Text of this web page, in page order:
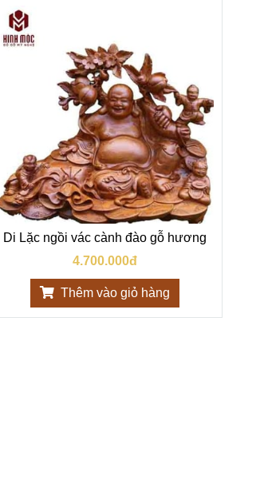
Di Lặc ngồi vác cành đào gỗ hương
4.700.000đ
Thêm vào giỏ hàng